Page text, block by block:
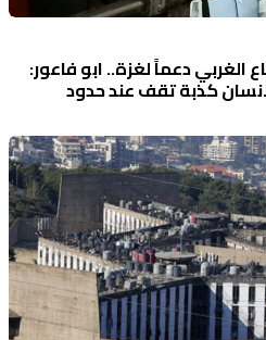
دعماً لغزة.. ابو فاعور:
كذبة تقف عند حدود